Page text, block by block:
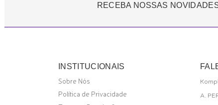
RECEBA NOSSAS
INSTITUCIONAIS
Sobre Nós
Política de Privacidade
A.